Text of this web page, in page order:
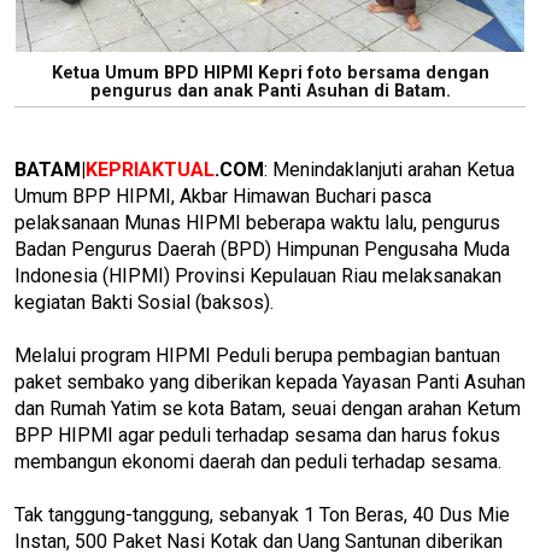
Ketua Umum BPD HIPMI Kepri foto bersama dengan
pengurus dan anak Panti Asuhan di Batam.
BATAM|KEPRIAKTUAL.COM: Menindaklanjuti arahan Ketua
Umum BPP HIPMI, Akbar Himawan Buchari pasca
pelaksanaan Munas HIPMI beberapa waktu lalu, pengurus
Badan Pengurus Daerah (BPD) Himpunan Pengusaha Muda
Indonesia (HIPMI) Provinsi Kepulauan Riau melaksanakan
kegiatan Bakti Sosial (baksos).
Melalui program HIPMI Peduli berupa pembagian bantuan
paket sembako yang diberikan kepada Yayasan Panti Asuhan
dan Rumah Yatim se kota Batam, seuai dengan arahan Ketum
BPP HIPMI agar peduli terhadap sesama dan harus fokus
membangun ekonomi daerah dan peduli terhadap sesama.
Tak tanggung-tanggung, sebanyak 1 Ton Beras, 40 Dus Mie
Instan, 500 Paket Nasi Kotak dan Uang Santunan diberikan